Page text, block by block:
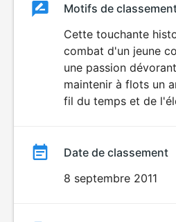
ClassementClassement
Motifs de
Cette touchante
combat d'un jeune
une passion
maintenir à flots un
fil du temps et de
Date de classement
8 septembre 2011